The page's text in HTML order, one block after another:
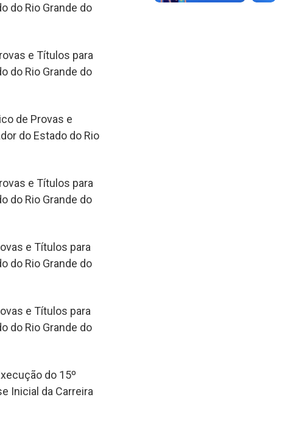
do Rio Grande do
e Títulos para
do Rio Grande do
de Provas e
do Estado do Rio
e Títulos para
do Rio Grande do
e Títulos para
do Rio Grande do
e Títulos para
do Rio Grande do
do 15º
Inicial da Carreira